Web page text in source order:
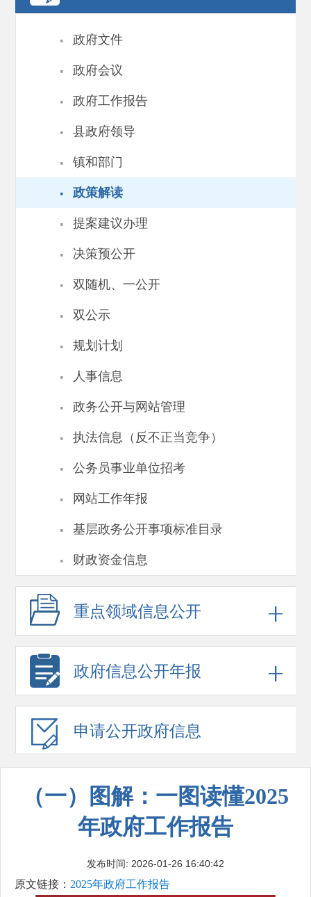
· 政府文件
· 政府会议
· 政府工作报告
· 县政府领导
· 镇和部门
· 政策解读
· 提案建议办理
· 决策预公开
· 双随机、一公开
· 双公示
· 规划计划
· 人事信息
· 政务公开与网站管理
· 执法信息（反不正当竞争）
· 公务员事业单位招考
· 网站工作年报
· 基层政务公开事项标准目录
· 财政资金信息
重点领域信息公开
政府信息公开年报
申请公开政府信息
（一）图解：一图读懂2025
年政府工作报告
发布时间: 2026-01-26 16:40:42
原文链接： 2025年政府工作报告